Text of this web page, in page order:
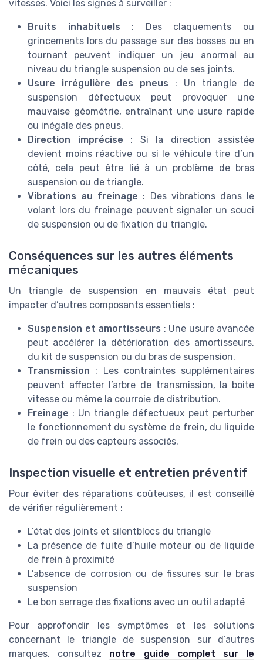
vitesses. Voici les signes à surveiller :
Bruits inhabituels : Des claquements ou
grincements lors du passage sur des bosses ou en
tournant peuvent indiquer un jeu anormal au
niveau du triangle suspension ou de ses joints.
Usure irrégulière des pneus : Un triangle de
suspension défectueux peut provoquer une
mauvaise géométrie, entraînant une usure rapide
ou inégale des pneus.
Direction imprécise : Si la direction assistée
devient moins réactive ou si le véhicule tire d’un
côté, cela peut être lié à un problème de bras
suspension ou de triangle.
Vibrations au freinage : Des vibrations dans le
volant lors du freinage peuvent signaler un souci
de suspension ou de fixation du triangle.
Conséquences sur les autres éléments
mécaniques
Un triangle de suspension en mauvais état peut
impacter d’autres composants essentiels :
Suspension et amortisseurs : Une usure avancée
peut accélérer la détérioration des amortisseurs,
du kit de suspension ou du bras de suspension.
Transmission : Les contraintes supplémentaires
peuvent affecter l’arbre de transmission, la boite
vitesse ou même la courroie de distribution.
Freinage : Un triangle défectueux peut perturber
le fonctionnement du système de frein, du liquide
de frein ou des capteurs associés.
Inspection visuelle et entretien préventif
Pour éviter des réparations coûteuses, il est conseillé
de vérifier régulièrement :
L’état des joints et silentblocs du triangle
La présence de fuite d’huile moteur ou de liquide
de frein à proximité
L’absence de corrosion ou de fissures sur le bras
suspension
Le bon serrage des fixations avec un outil adapté
Pour approfondir les symptômes et les solutions
concernant le triangle de suspension sur d’autres
marques, consultez notre guide complet sur le